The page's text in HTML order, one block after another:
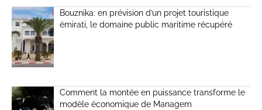
Bouznika: en prévision d’un projet touristique
émirati, le domaine public maritime récupéré
Comment la montée en puissance transforme le
modèle économique de Managem